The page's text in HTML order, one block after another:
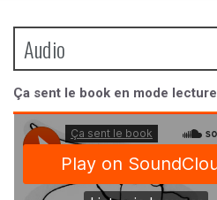
Audio
Ça sent le book en mode